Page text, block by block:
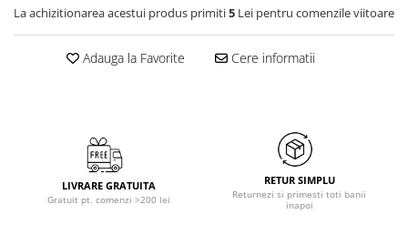
La achizitionarea acestui produs primiti5 Lei pentru comenzile viitoare
Adauga la Favorite Cere informatii
LIVRARE GRATUITA
Gratuit pt. comenzi >200 lei
RETUR SIMPLU
Returnezi si primesti toti banii
inapoi